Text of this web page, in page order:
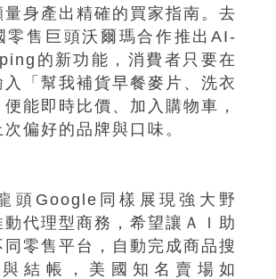
身產出精確的買家指南。去
零售巨頭沃爾瑪合作推出AI-
的新功能，消費者只要在
「幫我補貨早餐麥片、洗衣
能即時比價、加入購物車，
偏好的品牌與口味。
頭Google同樣展現強大野
代理型商務，希望讓ＡＩ助
零售平台，自動完成商品搜
結帳，美國知名賣場如